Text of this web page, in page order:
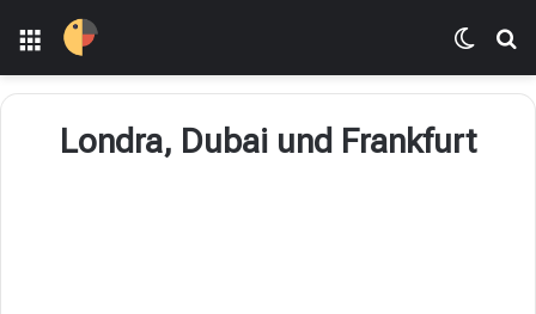
Menü Dış
Londra, Dubai und Frankfurt